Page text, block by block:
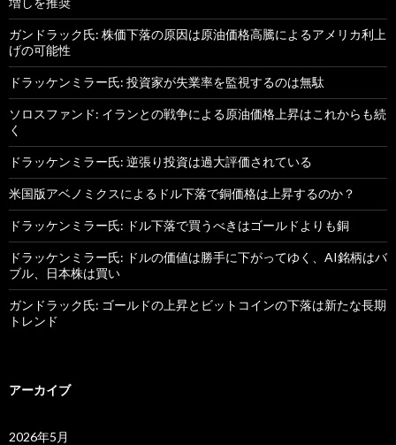
ガンドラック氏: 株価下落の原因は原油価格高騰によるアメリカ利上
げの可能性
ドラッケンミラー氏: 投資家が失業率を監視するのは無駄
ソロスファンド: イランとの戦争による原油価格上昇はこれからも続
く
ドラッケンミラー氏: 逆張り投資は過大評価されている
米国版アベノミクスによるドル下落で銅価格は上昇するのか？
ドラッケンミラー氏: ドル下落で買うべきはゴールドよりも銅
ドラッケンミラー氏: ドルの価値は勝手に下がってゆく、AI銘柄はバ
ブル、日本株は買い
ガンドラック氏: ゴールドの上昇とビットコインの下落は新たな長期
トレンド
アーカイブ
2026年5月